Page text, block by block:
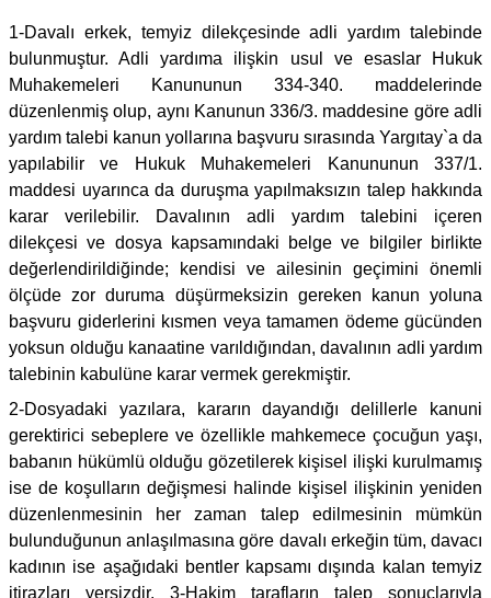
1-Davalı erkek, temyiz dilekçesinde adli yardım talebinde
bulunmuştur. Adli yardıma ilişkin usul ve esaslar Hukuk
Muhakemeleri Kanununun 334-340. maddelerinde
düzenlenmiş olup, aynı Kanunun 336/3. maddesine göre adli
yardım talebi kanun yollarına başvuru sırasında Yargıtay`a da
yapılabilir ve Hukuk Muhakemeleri Kanununun 337/1.
maddesi uyarınca da duruşma yapılmaksızın talep hakkında
karar verilebilir. Davalının adli yardım talebini içeren
dilekçesi ve dosya kapsamındaki belge ve bilgiler birlikte
değerlendirildiğinde; kendisi ve ailesinin geçimini önemli
ölçüde zor duruma düşürmeksizin gereken kanun yoluna
başvuru giderlerini kısmen veya tamamen ödeme gücünden
yoksun olduğu kanaatine varıldığından, davalının adli yardım
talebinin kabulüne karar vermek gerekmiştir.
2-Dosyadaki yazılara, kararın dayandığı delillerle kanuni
gerektirici sebeplere ve özellikle mahkemece çocuğun yaşı,
babanın hükümlü olduğu gözetilerek kişisel ilişki kurulmamış
ise de koşulların değişmesi halinde kişisel ilişkinin yeniden
düzenlenmesinin her zaman talep edilmesinin mümkün
bulunduğunun anlaşılmasına göre davalı erkeğin tüm, davacı
kadının ise aşağıdaki bentler kapsamı dışında kalan temyiz
itirazları yersizdir. 3-Hakim tarafların talep sonuçlarıyla